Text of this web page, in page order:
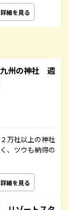
詳細を見る
州の神社 週
万社以上の神社
、ツウも納得の
詳細を見る